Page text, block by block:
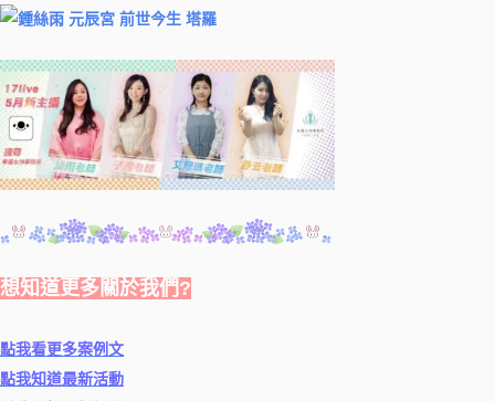
想知道更多關於我們?
點我看更多案例文
點我知道最新活動